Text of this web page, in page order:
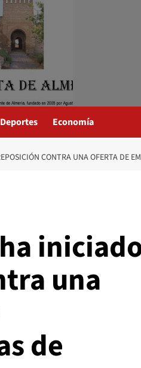
Deportes Economía
CONTRA UNA OFERTA DE
una
de